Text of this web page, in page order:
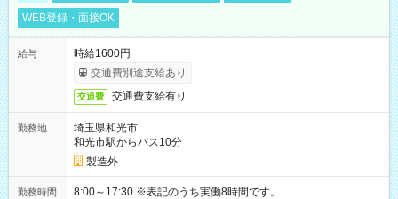
WEB登録・面接OK
給与
時給1600円
交通費別途支給あり
交通費 交通費支給有り
勤務地
埼玉県和光市
和光市駅からバス10分
製造外
勤務時間 8:00～17:30 ※表記のうち実働8時間です。